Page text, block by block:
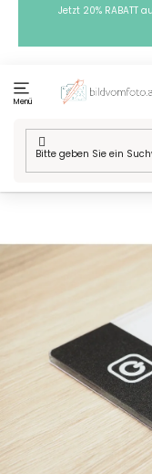
Jetzt 20% RABATT
Menü
Startseite
Bestseller /
Bild